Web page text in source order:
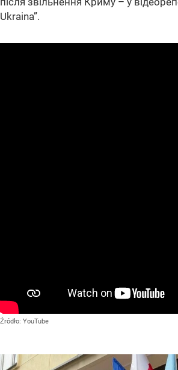
Ukraina”.
Źródło: YouTube